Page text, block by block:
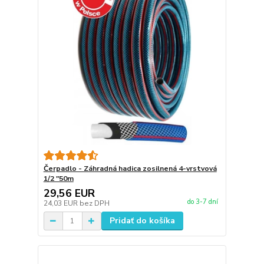
Čerpadlo - Záhradná hadica zosilnená 4-vrstvová
1/2 "50m
29,56 EUR
24,03 EUR bez DPH do 3-7 dní
Pridať do košíka